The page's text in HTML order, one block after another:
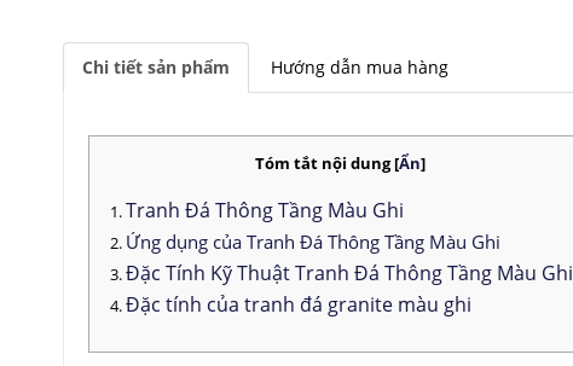
Chi tiết sản phẩm Hướng dẫn mua hàng
Tóm tắt nội dung[Ẩn]
Tranh Đá Thông Tầng Màu Ghi
Ứng dụng của Tranh Đá Thông Tầng Màu Ghi
Đặc Tính Kỹ Thuật Tranh Đá Thông Tầng Màu Ghi
Đặc tính của tranh đá granite màu ghi